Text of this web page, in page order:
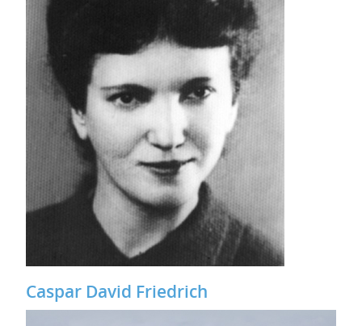
Caspar David Friedrich